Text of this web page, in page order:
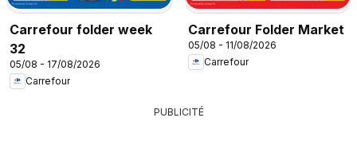
Carrefour folder week
32
05/08 - 17/08/2026
Carrefour
Carrefour Folder Market
05/08 - 11/08/2026
Carrefour
PUBLICITÉ